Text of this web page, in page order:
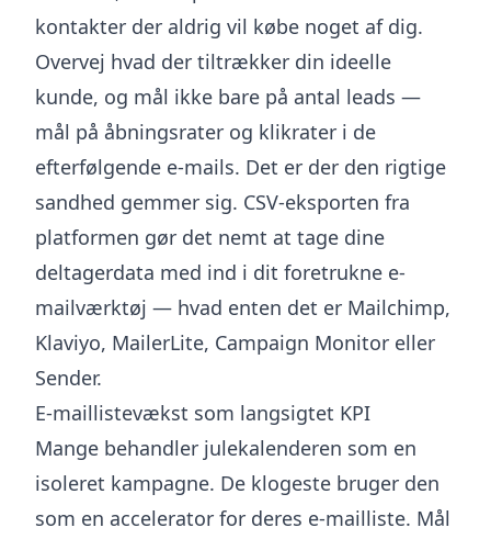
kontakter der aldrig vil købe noget af dig.
Overvej hvad der tiltrækker din ideelle
kunde, og mål ikke bare på antal leads —
mål på åbningsrater og klikrater i de
efterfølgende e-mails. Det er der den rigtige
sandhed gemmer sig. CSV-eksporten fra
platformen gør det nemt at tage dine
deltagerdata med ind i dit foretrukne e-
mailværktøj — hvad enten det er Mailchimp,
Klaviyo, MailerLite, Campaign Monitor eller
Sender.
E-maillistevækst som langsigtet KPI
Mange behandler julekalenderen som en
isoleret kampagne. De klogeste bruger den
som en accelerator for deres e-mailliste. Mål